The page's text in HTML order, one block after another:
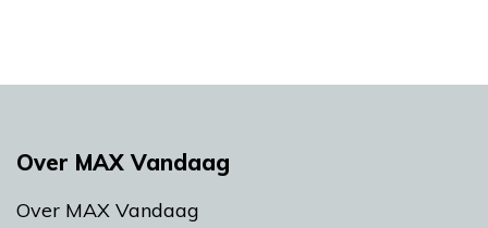
Over MAX Vandaag
Over MAX Vandaag